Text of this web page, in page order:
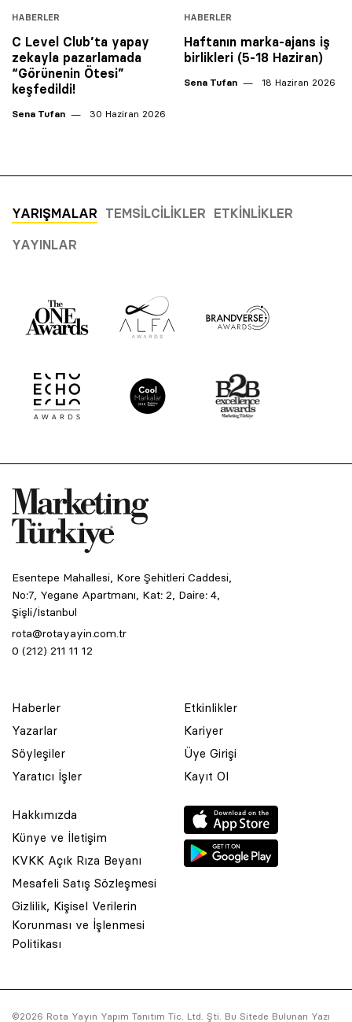
HABERLER
C Level Club’ta yapay
zekayla pazarlamada
“Görünenin Ötesi”
keşfedildi!
Sena Tufan 30 Haziran 2026
HABERLER
Haftanın marka-ajans iş
birlikleri (5-18 Haziran)
Sena Tufan 18 Haziran 2026
YARIŞMALAR TEMSILCILIKLER ETKINLIKLER
YAYINLAR
Esentepe Mahallesi, Kore Şehitleri Caddesi,
No:7, Yegane Apartmanı, Kat: 2, Daire: 4,
Şişli/İstanbul
rota@rotayayin.com.tr
0 (212) 211 11 12
Haberler
Yazarlar
Söyleşiler
Yaratıcı İşler
Etkinlikler
Kariyer
Üye Girişi
Kayıt Ol
Hakkımızda
Künye ve İletişim
KVKK Açık Rıza Beyanı
Mesafeli Satış Sözleşmesi
Gizlilik, Kişisel Verilerin
Korunması ve İşlenmesi
Politikası
©2026 Rota Yayın Yapım Tanıtım Tic. Ltd. Şti. Bu Sitede Bulunan Yazı
© 2001 Rota Yayın Yapım Tanıtım Tic. Ltd. Şti. Bu Sitede Bulunan
Asquared WordPress Agencytarafından tasarlanmış ve